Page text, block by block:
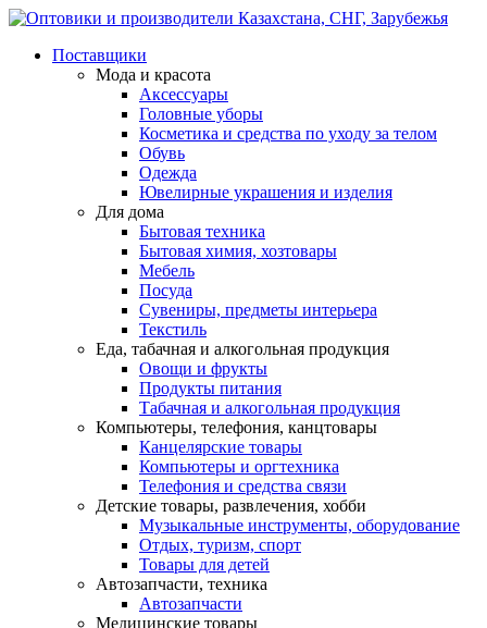
Поставщики
Мода и красота
Аксессуары
Головные уборы
Косметика и средства по уходу за телом
Обувь
Одежда
Ювелирные украшения и изделия
Для дома
Бытовая техника
Бытовая химия, хозтовары
Мебель
Посуда
Сувениры, предметы интерьера
Текстиль
Еда, табачная и алкогольная продукция
Овощи и фрукты
Продукты питания
Табачная и алкогольная продукция
Компьютеры, телефония, канцтовары
Канцелярские товары
Компьютеры и оргтехника
Телефония и средства связи
Детские товары, развлечения, хобби
Музыкальные инструменты, оборудование
Отдых, туризм, спорт
Товары для детей
Автозапчасти, техника
Автозапчасти
Медицинские товары